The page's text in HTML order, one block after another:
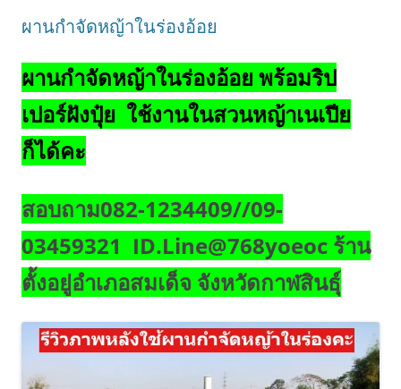
ผานกำจัดหญ้าในร่องอ้อย
ผานกำจัดหญ้าในร่องอ้อย พร้อมริป
เปอร์ฝังปุ๋ย ใช้งานในสวนหญ้าเนเปีย
ก็ได้คะ
สอบถาม082-1234409//09-
03459321 ID.Line@768yoeoc ร้าน
ตั้งอยู่อำเภอสมเด็จ จังหวัดกาฬสินธุ์